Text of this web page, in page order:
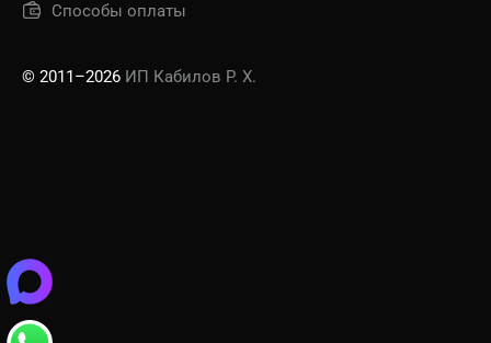
Способы оплаты
© 2011–2026 ИП Кабилов Р. Х.